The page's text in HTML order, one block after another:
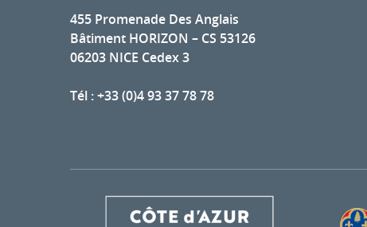
455 Promenade Des Anglais
Bâtiment HORIZON – CS 53126
06203 NICE Cedex 3
Tél : +33 (0)4 93 37 78 78